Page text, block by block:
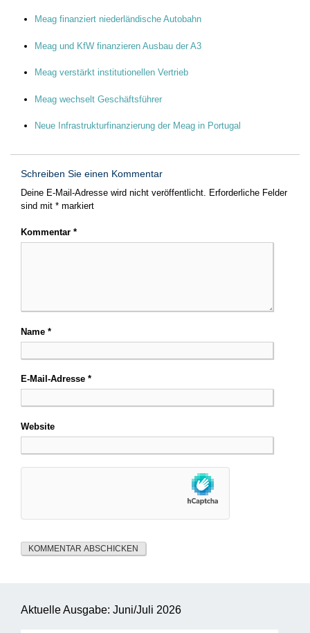
Meag finanziert niederländische Autobahn
Meag und KfW finanzieren Ausbau der A3
Meag verstärkt institutionellen Vertrieb
Meag wechselt Geschäftsführer
Neue Infrastrukturfinanzierung der Meag in Portugal
Schreiben Sie einen Kommentar
Deine E-Mail-Adresse wird nicht veröffentlicht. Erforderliche Felder
sind mit * markiert
Kommentar *
Name *
E-Mail-Adresse *
Website
Aktuelle Ausgabe: Juni/Juli 2026